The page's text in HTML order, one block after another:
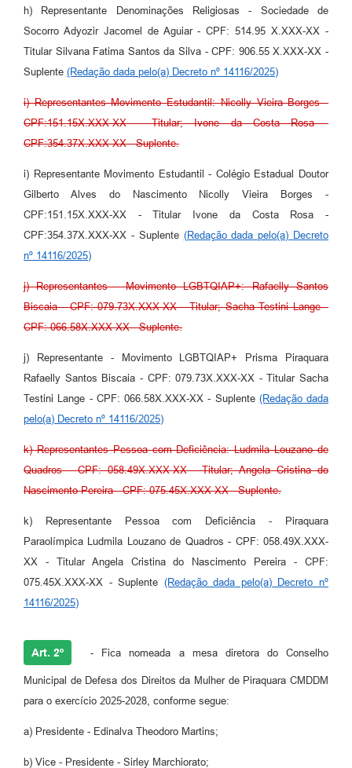
h) Representante Denominações Religiosas - Sociedade de
Socorro Adyozir Jacomel de Aguiar - CPF: 514.95 X.XXX-XX -
Titular Silvana Fatima Santos da Silva - CPF: 906.55 X.XXX-XX -
Suplente (Redação dada pelo(a) Decreto nº 14116/2025)
i) Representantes Movimento Estudantil: Nicolly Vieira Borges -
CPF:151.15X.XXX-XX - Titular; Ivone da Costa Rosa -
CPF:354.37X.XXX-XX - Suplente.
i) Representante Movimento Estudantil - Colégio Estadual Doutor
Gilberto Alves do Nascimento Nicolly Vieira Borges -
CPF:151.15X.XXX-XX - Titular Ivone da Costa Rosa -
CPF:354.37X.XXX-XX - Suplente (Redação dada pelo(a) Decreto
nº 14116/2025)
j) Representantes - Movimento LGBTQIAP+: Rafaelly Santos
Biscaia - CPF: 079.73X.XXX-XX - Titular; Sacha Testini Lange -
CPF: 066.58X.XXX-XX - Suplente.
j) Representante - Movimento LGBTQIAP+ Prisma Piraquara
Rafaelly Santos Biscaia - CPF: 079.73X.XXX-XX - Titular Sacha
Testini Lange - CPF: 066.58X.XXX-XX - Suplente (Redação dada
pelo(a) Decreto nº 14116/2025)
k) Representantes Pessoa com Deficiência: Ludmila Louzano de
Quadros - CPF: 058.49X.XXX-XX - Titular; Angela Cristina do
Nascimento Pereira - CPF: 075.45X.XXX-XX - Suplente.
k) Representante Pessoa com Deficiência - Piraquara
Paraolímpica Ludmila Louzano de Quadros - CPF: 058.49X.XXX-
XX - Titular Angela Cristina do Nascimento Pereira - CPF:
075.45X.XXX-XX - Suplente (Redação dada pelo(a) Decreto nº
14116/2025)
Art. 2º - Fica nomeada a mesa diretora do Conselho
Municipal de Defesa dos Direitos da Mulher de Piraquara CMDDM
para o exercício 2025-2028, conforme segue:
a) Presidente - Edinalva Theodoro Martins;
b) Vice - Presidente - Sirley Marchiorato;